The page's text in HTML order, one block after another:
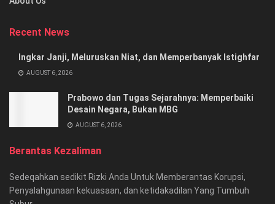
Recent News
Ingkar Janji, Meluruskan Niat, dan Memperbanyak Istighfar
AUGUST 6, 2026
Prabowo dan Tugas Sejarahnya: Memperbaiki
Desain Negara, Bukan MBG
AUGUST 6, 2026
Berantas Kezaliman
Sedeqahkan sedikit Rizki Anda Untuk Memberantas Korupsi,
Penyalahgunaan kekuasaan, dan ketidakadilan Yang Tumbuh